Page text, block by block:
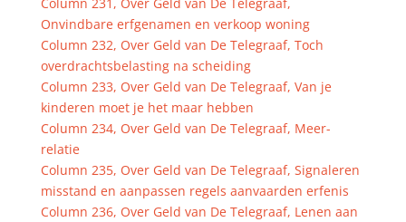
Onvindbare erfgenamen en verkoop woning
Column 232, Over Geld van De Telegraaf, Toch
overdrachtsbelasting na scheiding
Column 233, Over Geld van De Telegraaf, Van je
kinderen moet je het maar hebben
Column 234, Over Geld van De Telegraaf, Meer-
relatie
Column 235, Over Geld van De Telegraaf, Signaleren
misstand en aanpassen regels aanvaarden erfenis
Column 236, Over Geld van De Telegraaf, Lenen aan